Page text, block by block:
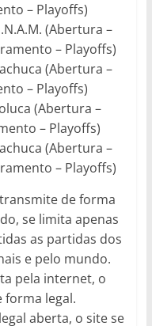
– Playoffs)
(Abertura –
– Playoffs)
(Abertura –
– Playoffs)
(Abertura –
– Playoffs)
(Abertura –
– Playoffs)
transmite de forma
se limita apenas
as partidas dos
e pelo mundo.
pela internet, o
legal.
aberta, o site se